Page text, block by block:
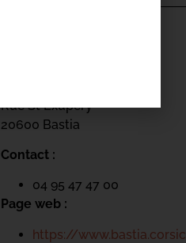
Rue St Exupéry
20600 Bastia
Contact :
04 95 47 47 00
Page web :
https://